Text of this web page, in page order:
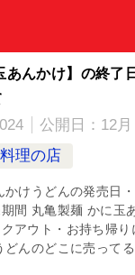
あんかけ】の終了
公開日： 12
理の店
かけうどんの発売日
間 丸亀製麺 かに玉
アウト・お持ち帰り
んのどこに売って